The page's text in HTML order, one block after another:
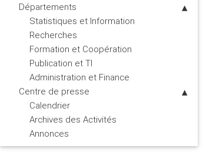
Départements
Statistiques et Information
Recherches
Formation et Coopération
Publication et TI
Administration et Finance
Centre de presse
Calendrier
Archives des Activités
Annonces